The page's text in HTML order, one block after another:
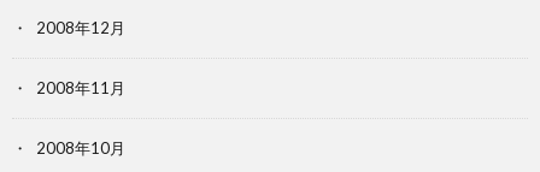
2008年12月
2008年11月
2008年10月